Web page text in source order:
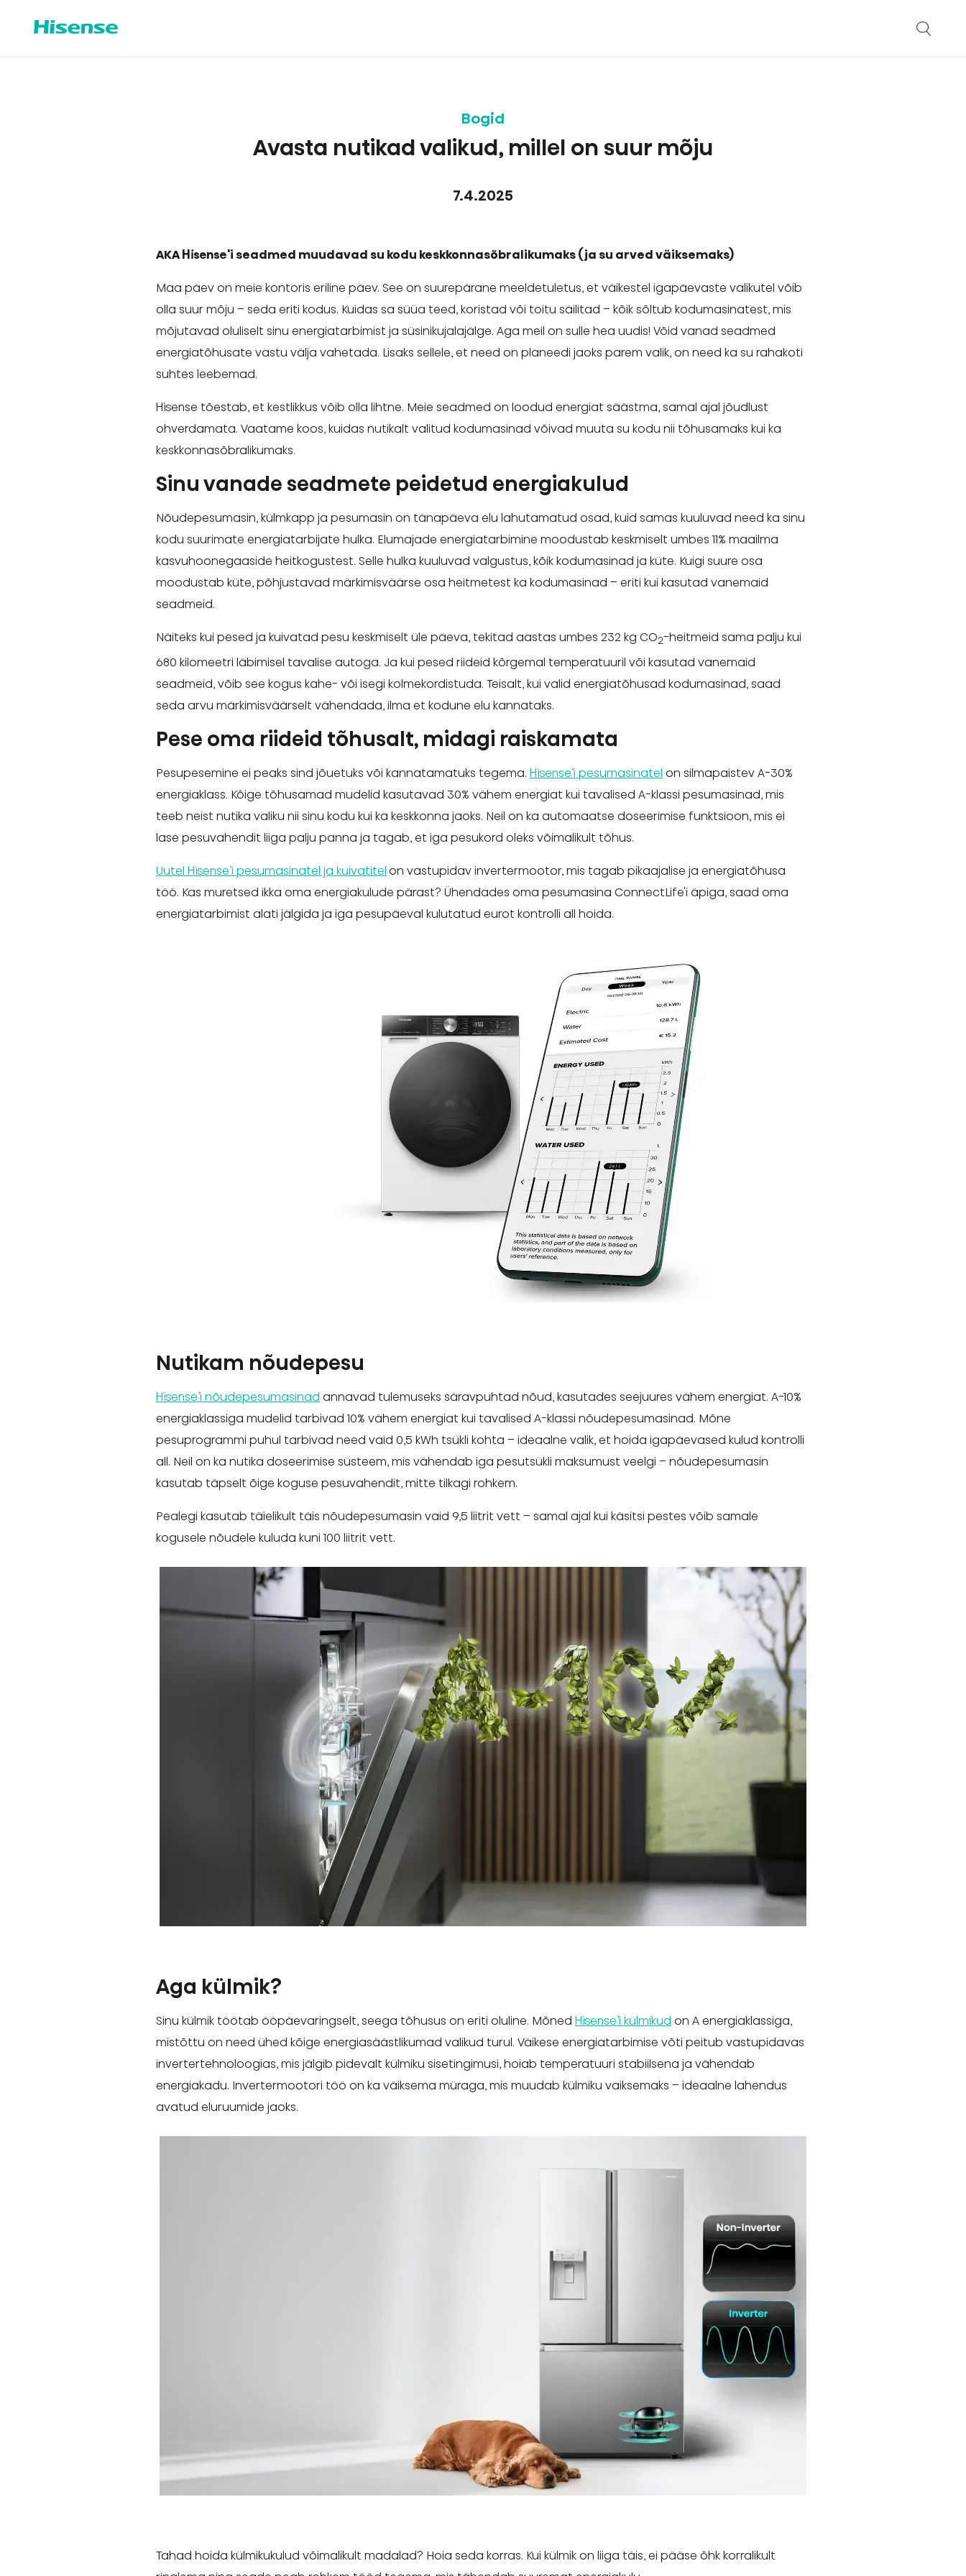
Bogid
Avasta nutikad valikud, millel on suur mõju
7.4.2025
AKA Hisense'i seadmed muudavad su kodu keskkonnasõbralikumaks (ja su arved väiksemaks)
Maa päev on meie kontoris eriline päev. See on suurepärane meeldetuletus, et väikestel igapäevaste valikutel võib
olla suur mõju – seda eriti kodus. Kuidas sa süüa teed, koristad või toitu säilitad – kõik sõltub kodumasinatest, mis
mõjutavad oluliselt sinu energiatarbimist ja süsinikujalajälge. Aga meil on sulle hea uudis! Võid vanad seadmed
energiatõhusate vastu välja vahetada. Lisaks sellele, et need on planeedi jaoks parem valik, on need ka su rahakoti
suhtes leebemad.
Hisense tõestab, et kestlikkus võib olla lihtne. Meie seadmed on loodud energiat säästma, samal ajal jõudlust
ohverdamata. Vaatame koos, kuidas nutikalt valitud kodumasinad võivad muuta su kodu nii tõhusamaks kui ka
keskkonnasõbralikumaks.
Sinu vanade seadmete peidetud energiakulud
Nõudepesumasin, külmkapp ja pesumasin on tänapäeva elu lahutamatud osad, kuid samas kuuluvad need ka sinu
kodu suurimate energiatarbijate hulka. Elumajade energiatarbimine moodustab keskmiselt umbes 11% maailma
kasvuhoonegaaside heitkogustest. Selle hulka kuuluvad valgustus, kõik kodumasinad ja küte. Kuigi suure osa
moodustab küte, põhjustavad märkimisväärse osa heitmetest ka kodumasinad – eriti kui kasutad vanemaid
seadmeid.
Näiteks kui pesed ja kuivatad pesu keskmiselt üle päeva, tekitad aastas umbes 232 kg CO2-heitmeid sama palju kui
680 kilomeetri läbimisel tavalise autoga. Ja kui pesed riideid kõrgemal temperatuuril või kasutad vanemaid
seadmeid, võib see kogus kahe- või isegi kolmekordistuda. Teisalt, kui valid energiatõhusad kodumasinad, saad
seda arvu märkimisväärselt vähendada, ilma et kodune elu kannataks.
Pese oma riideid tõhusalt, midagi raiskamata
Pesupesemine ei peaks sind jõuetuks või kannatamatuks tegema. Hisense’i pesumasinatel on silmapaistev A-30%
energiaklass. Kõige tõhusamad mudelid kasutavad 30% vähem energiat kui tavalised A-klassi pesumasinad, mis
teeb neist nutika valiku nii sinu kodu kui ka keskkonna jaoks. Neil on ka automaatse doseerimise funktsioon, mis ei
lase pesuvahendit liiga palju panna ja tagab, et iga pesukord oleks võimalikult tõhus.
Uutel Hisense’i pesumasinatel ja kuivatitelon vastupidav invertermootor, mis tagab pikaajalise ja energiatõhusa
töö. Kas muretsed ikka oma energiakulude pärast? Ühendades oma pesumasina ConnectLife'i äpiga, saad oma
energiatarbimist alati jälgida ja iga pesupäeval kulutatud eurot kontrolli all hoida.
Nutikam nõudepesu
Hisense’i nõudepesumasinad annavad tulemuseks säravpuhtad nõud, kasutades seejuures vähem energiat. A-10%
energiaklassiga mudelid tarbivad 10% vähem energiat kui tavalised A-klassi nõudepesumasinad. Mõne
pesuprogrammi puhul tarbivad need vaid 0,5 kWh tsükli kohta – ideaalne valik, et hoida igapäevased kulud kontrolli
all. Neil on ka nutika doseerimise süsteem, mis vähendab iga pesutsükli maksumust veelgi – nõudepesumasin
kasutab täpselt õige koguse pesuvahendit, mitte tilkagi rohkem.
Pealegi kasutab täielikult täis nõudepesumasin vaid 9,5 liitrit vett – samal ajal kui käsitsi pestes võib samale
kogusele nõudele kuluda kuni 100 liitrit vett.
Aga külmik?
Sinu külmik töötab ööpäevaringselt, seega tõhusus on eriti oluline. Mõned Hisense’i külmikud on A energiaklassiga,
mistõttu on need ühed kõige energiasäästlikumad valikud turul. Väikese energiatarbimise võti peitub vastupidavas
invertertehnoloogias, mis jälgib pidevalt külmiku sisetingimusi, hoiab temperatuuri stabiilsena ja vähendab
energiakadu. Invertermootori töö on ka väiksema müraga, mis muudab külmiku vaiksemaks – ideaalne lahendus
avatud eluruumide jaoks.
Tahad hoida külmikukulud võimalikult madalad? Hoia seda korras. Kui külmik on liiga täis, ei pääse õhk korralikult